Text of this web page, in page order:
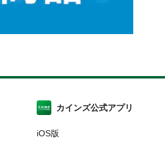
カインズ公式アプリ
iOS版